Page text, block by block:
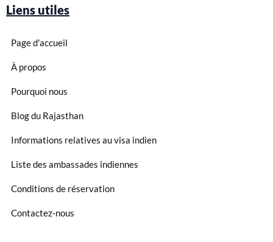
Liens utiles
Page d'accueil
À propos
Pourquoi nous
Blog du Rajasthan
Informations relatives au visa indien
Liste des ambassades indiennes
Conditions de réservation
Contactez-nous